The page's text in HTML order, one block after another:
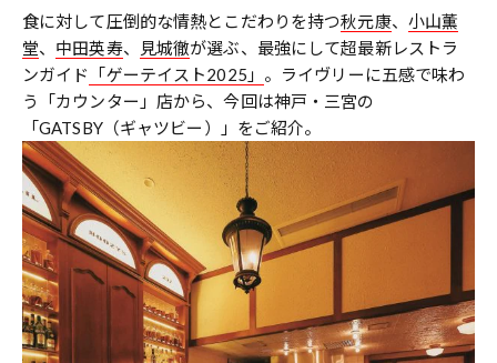
食に対して圧倒的な情熱とこだわりを持つ秋元康、 小山薫
堂、 中田英寿、 見城徹が選ぶ、最強にして超最新レストラ
ンガイド
「ゲーテイスト2025」 。ライヴリーに五感で味わ
う「カウンター」店から、今回は神戸・三宮の
「GATSBY（ギャツビー）」をご紹介。